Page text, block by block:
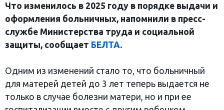
Что изменилось в 2025 году в порядке выдачи и
оформления больничных, напомнили в пресс-
службе Министерства труда и социальной
защиты, сообщает БЕЛТА.
Одним из изменений стало то, что больничный
для матерей детей до 3 лет теперь выдается не
только в случае болезни матери, но и при ее